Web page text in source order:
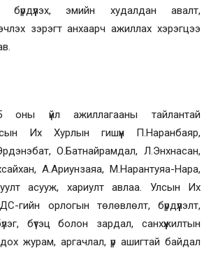
эмийн худалдан авалт,
зэрэгт анхаарч ажиллах хэрэгцээ
оны үйл ажиллагааны тайлантай
Их Хурлын гишүүн П.Наранбаяр,
О.Батнайрамдал, Л.Энхнасан,
А.Ариунзаяа, М.Нарантуяа-Нара,
асууж, хариулт авлаа. Улсын Их
гийн орлогын төлөвлөлт, бүрдүүлэлт,
бүтэц болон зардал, санхүүжилтын
журам, аргачлал, үр ашигтай байдал